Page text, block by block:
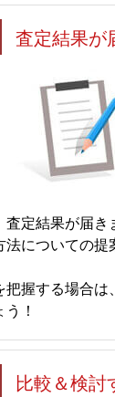
査定結果が
定結果が届き
法についての提
把握する場合は
！
比較＆検討